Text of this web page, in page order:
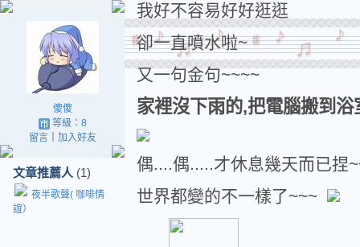
傻傻
等級：8
留言｜ 加入好友
文章推薦人 (1)
夜半歌聲( 咖啡情
誼）
我好不容易好好逛逛
卻一直噴水啦~
又一句金句~~~~
家裡沒下雨的,把電腦搬到
偶....偶.....才休息幾天而已捏
世界都變的不一樣了~~~